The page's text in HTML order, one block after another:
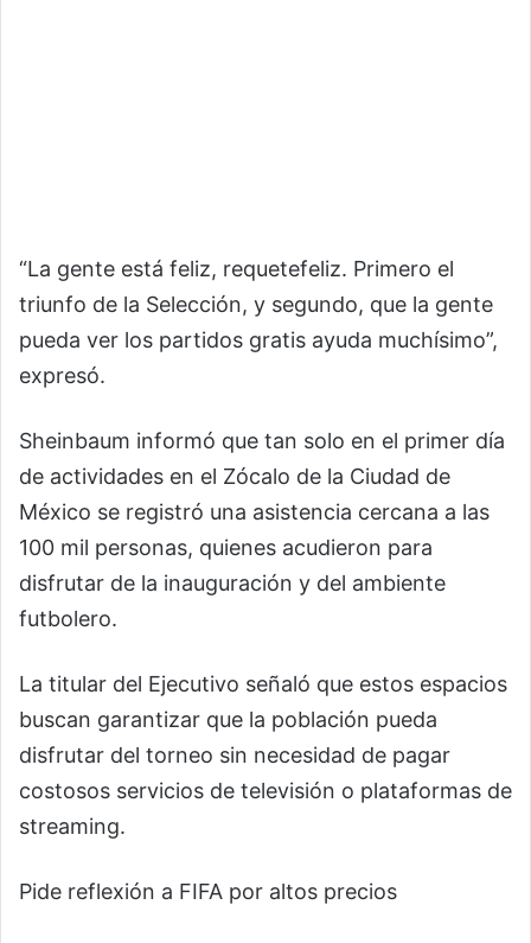
“La gente está feliz, requetefeliz. Primero el
triunfo de la Selección, y segundo, que la gente
pueda ver los partidos gratis ayuda muchísimo”,
expresó.
Sheinbaum informó que tan solo en el primer día
de actividades en el Zócalo de la Ciudad de
México se registró una asistencia cercana a las
100 mil personas, quienes acudieron para
disfrutar de la inauguración y del ambiente
futbolero.
La titular del Ejecutivo señaló que estos espacios
buscan garantizar que la población pueda
disfrutar del torneo sin necesidad de pagar
costosos servicios de televisión o plataformas de
streaming.
Pide reflexión a FIFA por altos precios